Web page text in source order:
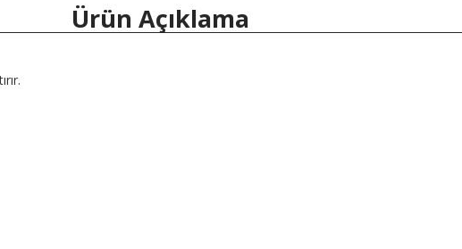
Ürün Açıklama